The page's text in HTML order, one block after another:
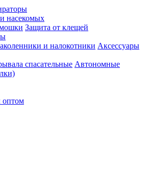
насекомых
Защита от клещей
и налокотники Аксессуары
спасательные Автономные
оптом